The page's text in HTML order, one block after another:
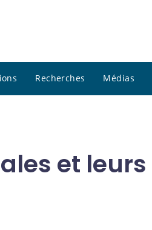
Recherches Médias
et leurs